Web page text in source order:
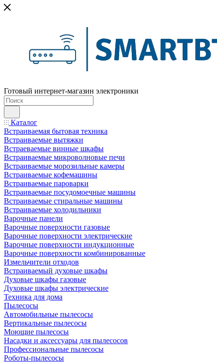
Готовый интернет-магазин электроники
Каталог
Встраиваемая бытовая техника
Встраиваемые вытяжки
Встраеваемые винные шкафы
Встраиваемые микроволновые печи
Встраиваемые морозильные камеры
Встраиваемые кофемашины
Встраиваемые пароварки
Встраиваемые посудомоечные машины
Встраиваемые стиральные машины
Встраиваемые холодильники
Варочные панели
Варочные поверхности газовые
Варочные поверхности электрические
Варочные поверхности индукционные
Варочные поверхности комбинированные
Измельчители отходов
Встраиваемый духовые шкафы
Духовые шкафы газовые
Духовые шкафы электрические
Техника для дома
Пылесосы
Автомобильные пылесосы
Вертикальные пылесосы
Моющие пылесосы
Насадки и аксессуары для пылесосов
Профессиональные пылесосы
Роботы-пылесосы